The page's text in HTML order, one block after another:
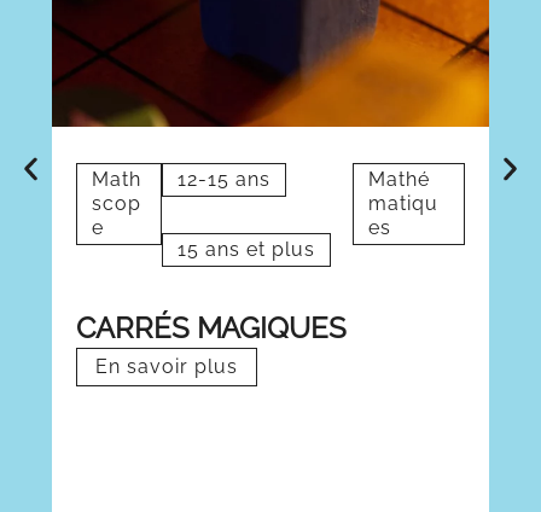
Math
scop
e
12-15 ans
15 ans et plus
Mathé
matiqu
es
CARRÉS MAGIQUES
En savoir plus